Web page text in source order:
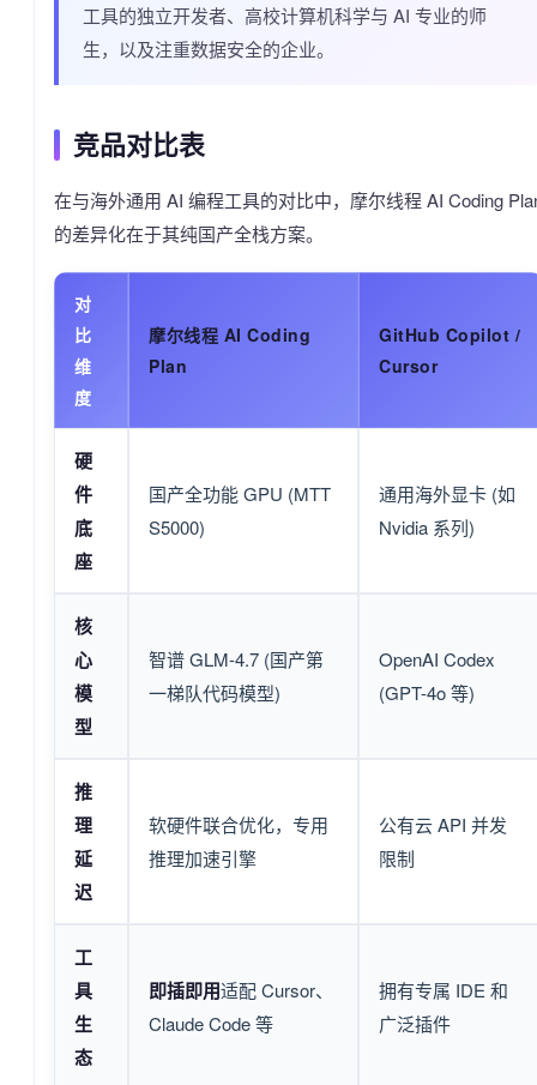
工具的独立开发者、高校计算机科学与 AI 专业的师
生，以及注重数据安全的企业。
竞品对比表
在与海外通用 AI 编程工具的对比中，摩尔线程 AI Coding
的差异化在于其纯国产全栈方案。
对
比
维
度
摩尔线程 AI Coding
Plan
GitHub Copilot /
Cursor
硬
件
底
座
国产全功能 GPU (MTT
S5000)
通用海外显卡 (如
Nvidia 系列)
核
心
模
型
智谱 GLM-4.7 (国产第
一梯队代码模型)
OpenAI Codex
(GPT-4o 等)
推
理
延
迟
软硬件联合优化，专用
推理加速引擎
公有云 API 并发
限制
工
具
生
态
即插即用适配 Cursor、
Claude Code 等
拥有专属 IDE 和
广泛插件